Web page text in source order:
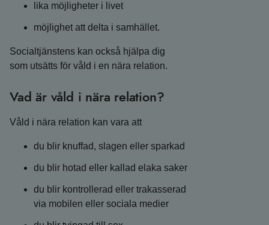
lika möjligheter i livet
möjlighet att delta i samhället.
Socialtjänstens kan också hjälpa dig
som utsätts för våld i en nära relation.
Vad är våld i nära relation?
Våld i nära relation kan vara att
du blir knuffad, slagen eller sparkad
du blir hotad eller kallad elaka saker
du blir kontrollerad eller trakasserad
via mobilen eller sociala medier